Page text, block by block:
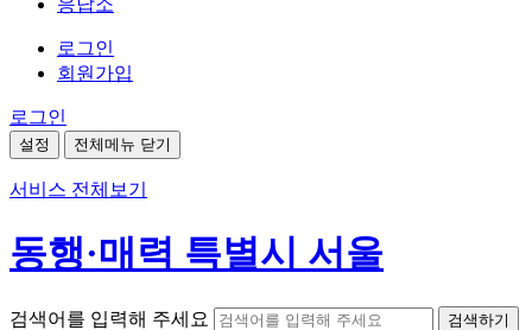
로그인
회원가입
로그인
설정 전체메뉴 닫기
서비스 전체보기
동행·매력 특별시 서울
검색어를 입력해 주세요 검색하기